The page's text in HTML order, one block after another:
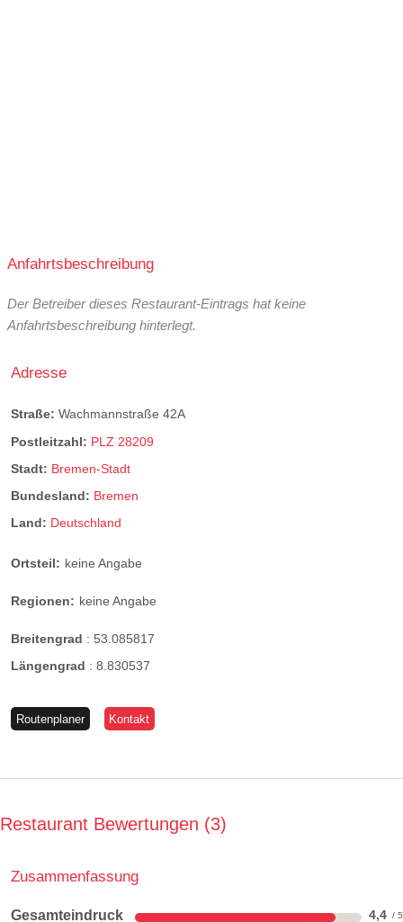
Anfahrtsbeschreibung
Der Betreiber dieses Restaurant-Eintrags hat keine
Anfahrtsbeschreibung hinterlegt.
Adresse
Straße: Wachmannstraße 42A
Postleitzahl: PLZ 28209
Stadt: Bremen-Stadt
Bundesland: Bremen
Land: Deutschland
Ortsteil: keine Angabe
Regionen: keine Angabe
Breitengrad : 53.085817
Längengrad : 8.830537
Routenplaner Kontakt
Restaurant Bewertungen 3
Zusammenfassung
Gesamteindruck 4,4